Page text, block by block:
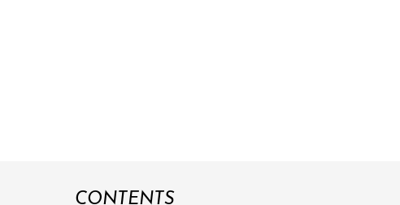
CONTENTS